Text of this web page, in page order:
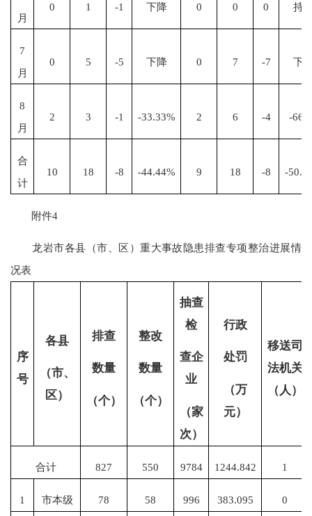
月
0 1 -1 下降 0 0 0 持
7
月
0 5 -5 下降 0 7 -7 下
8
月
2 3 -1 -33.33% 2 6 -4 -
合
计
10 18 -8 -44.44% 9 18 -8 -
附件4
龙岩市各县（市、区）重大事故隐患排查专项整治进展情
况表
序
号
各县
（市、
区）
排查
数量
（个）
整改
数量
（个）
抽查
检
查企
业
（家
次）
行政
处罚
（万
元）
移送司
法机关
（人）
合计 827 550 9784 1244.842 1
1 市本级 78 58 996 383.095 0